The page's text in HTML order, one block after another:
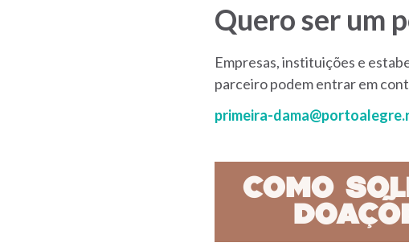
Quero ser um
Empresas, instituições e
parceiro podem entrar em
primeira-